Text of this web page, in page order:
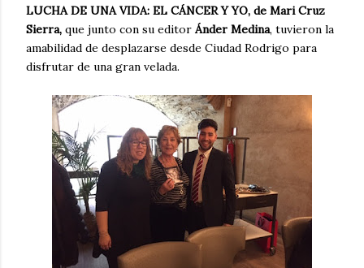
LUCHA DE UNA VIDA: EL CÁNCER Y YO, de Mari Cruz
Sierra, que junto con su editor Ánder Medina, tuvieron la
amabilidad de desplazarse desde Ciudad Rodrigo para
disfrutar de una gran velada.